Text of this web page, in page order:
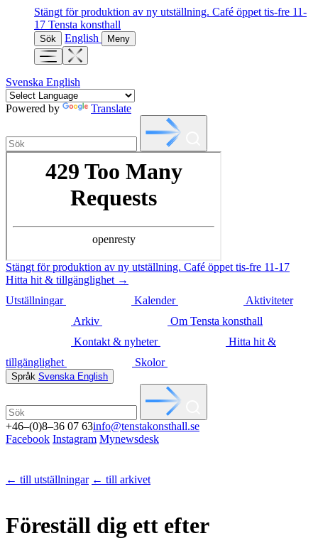
Stängt för produktion av ny utställning. Café öppet tis-fre 11-
17 Tensta konsthall
Sök English Meny
Svenska English
Powered by Translate
Stängt för produktion av ny utställning. Café öppet tis-fre 11-17
Hitta hit & tillgänglighet →
Utställningar
Kalender
Aktiviteter
Arkiv
Om Tensta konsthall
Kontakt & nyheter
Hitta hit &
tillgänglighet
Skolor
Språk Svenska English
+46–(0)8–36 07 63info@tenstakonsthall.se
Facebook Instagram Mynewsdesk
← till utställningar ← till arkivet
Föreställ dig ett efter